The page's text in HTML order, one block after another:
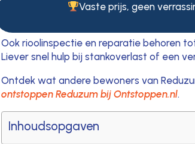
Vaste prijs, geen
Ook rioolinspectie en reparatie behoren
Liever snel hulp bij stankoverlast of een
Ontdek wat andere bewoners van
ontstoppen Reduzum bij Ontstoppen.nl.
Inhoudsopgaven